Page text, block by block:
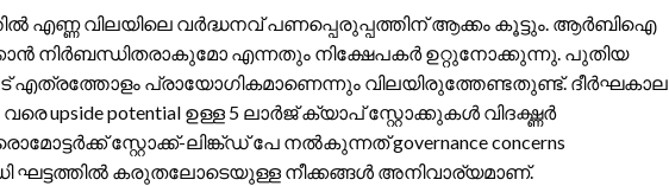
എണ്ണ വിലയിലെ വർദ്ധനവ് പണപ്പെരുപ്പത്തിന് ആക്കം കൂട്ടും. ആർബിഐ
നിർബന്ധിതരാകുമോ എന്നതും നിക്ഷേപകർ ഉറ്റുനോക്കുന്നു. പുതിയ
എത്രത്തോളം പ്രായോഗികമാണെന്നും വിലയിരുത്തേണ്ടതുണ്ട്. ദീർഘകാല
upside potential ഉള്ള 5 ലാർജ് ക്യാപ് സ്റ്റോക്കുകൾ വിദഗ്ദ്ധർ
സ്റ്റോക്ക്-ലിങ്ക്ഡ് പേ നൽകുന്നത് governance concerns
കരുതലോടെയുള്ള നീക്കങ്ങൾ അനിവാര്യമാണ്.